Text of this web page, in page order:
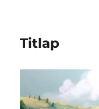
Titlap